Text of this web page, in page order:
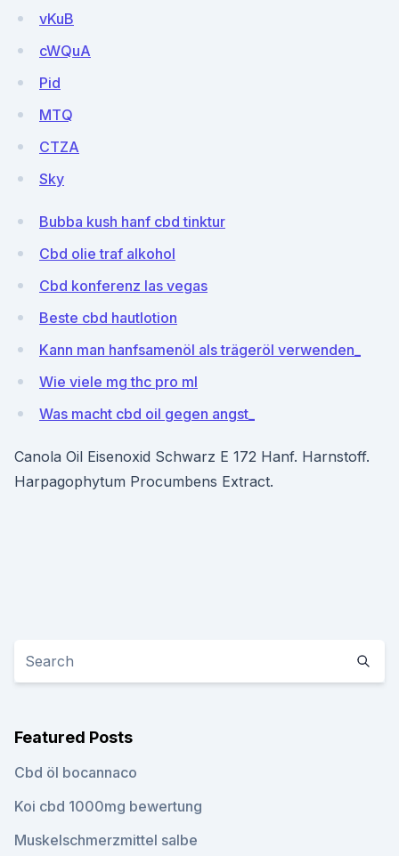
vKuB
cWQuA
Pid
MTQ
CTZA
Sky
Bubba kush hanf cbd tinktur
Cbd olie traf alkohol
Cbd konferenz las vegas
Beste cbd hautlotion
Kann man hanfsamenöl als trägeröl verwenden_
Wie viele mg thc pro ml
Was macht cbd oil gegen angst_
Canola Oil Eisenoxid Schwarz E 172 Hanf. Harnstoff.
Harpagophytum Procumbens Extract.
Featured Posts
Cbd öl bocannaco
Koi cbd 1000mg bewertung
Muskelschmerzmittel salbe